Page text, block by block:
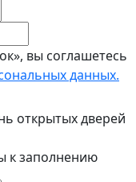
вы соглашетесь
данных.
открытых дверей
к заполнению